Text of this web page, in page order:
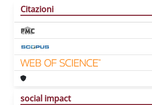
Citazioni
social impact